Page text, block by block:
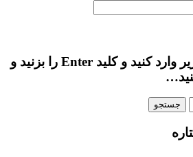
نام پروژه را در کادر زیر وارد کنید و کلید Enter را بزنید و